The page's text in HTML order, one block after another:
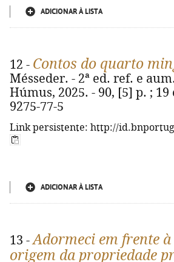
ADICIONAR À LISTA
12 - Contos do quarto
Mésseder. - 2ª ed. ref. e
Húmus, 2025. - 90, [5] p. ; 19
9275-77-5
Link persistente: http://
ADICIONAR À LISTA
13 -Adormeci em frente
origem da propriedade